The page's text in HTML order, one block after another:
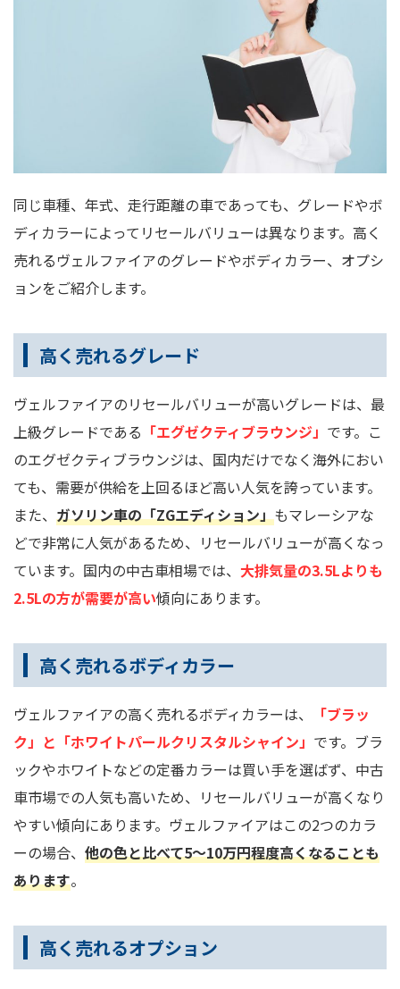
同じ車種、年式、走行距離の車であっても、グレードやボ
ディカラーによってリセールバリューは異なります。高く
売れるヴェルファイアのグレードやボディカラー、オプシ
ョンをご紹介します。
高く売れるグレード
ヴェルファイアのリセールバリューが高いグレードは、最
上級グレードである 「エグゼクティブラウンジ」 です。こ
のエグゼクティブラウンジは、国内だけでなく海外におい
ても、需要が供給を上回るほど高い人気を誇っています。
また、 ガソリン車の「ZGエディション」もマレーシアな
どで非常に人気があるため、リセールバリューが高くなっ
ています。国内の中古車相場では、 大排気量の3.5Lよりも
2.5Lの方が需要が高い傾向にあります。
高く売れるボディカラー
ヴェルファイアの高く売れるボディカラーは、
「ブラッ
ク」と「ホワイトパールクリスタルシャイン」 です。ブラ
ックやホワイトなどの定番カラーは買い手を選ばず、中古
車市場での人気も高いため、リセールバリューが高くなり
やすい傾向にあります。ヴェルファイアはこの2つのカラ
ーの場合、 他の色と比べて5～10万円程度高くなることも
あります。
高く売れるオプション